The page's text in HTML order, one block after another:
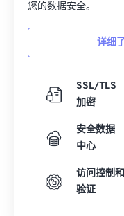
您的数据安全。
详细
SSL/TLS
加密
安全数据
中心
访问控制和
验证